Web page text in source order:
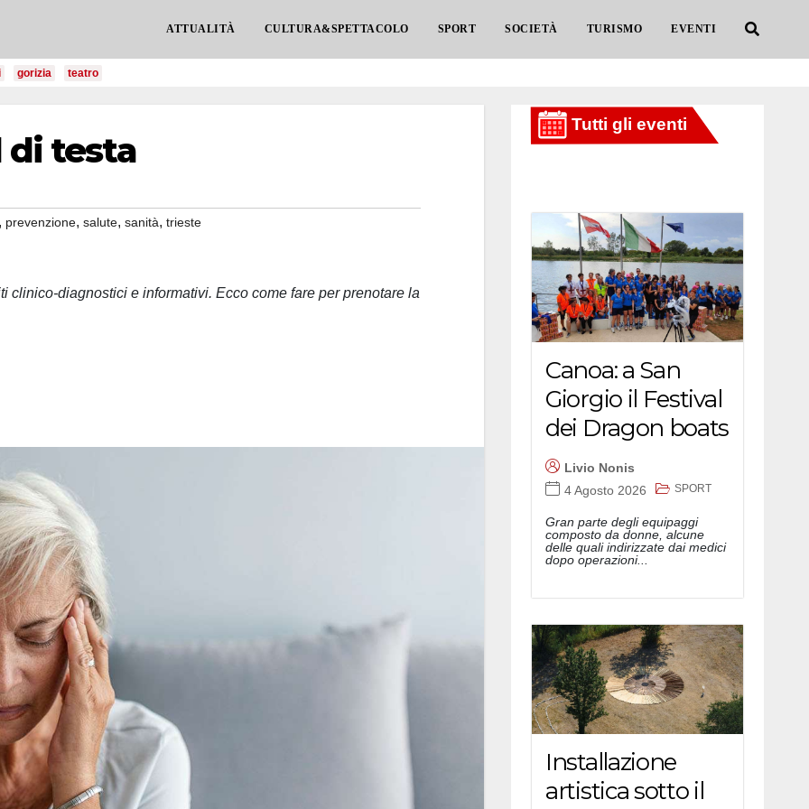
ATTUALITÀ CULTURA&SPETTACOLO SPORT SOCIETÀ TURISMO EVENTI
gorizia teatro
di testa
, prevenzione, salute, sanità, trieste
clinico-diagnostici e informativi. Ecco come fare per prenotare la
Canoa: a San
Giorgio il Festival
dei Dragon boats
Livio Nonis
4 Agosto 2026
SPORT
Gran parte degli equipaggi
composto da donne, alcune
delle quali indirizzate dai medici
dopo operazioni...
Installazione
artistica sotto il